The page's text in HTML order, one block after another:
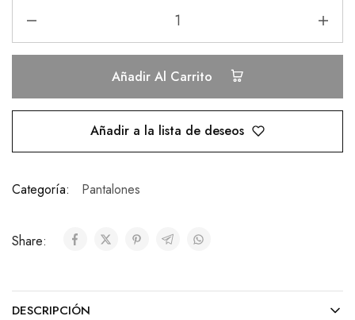
Añadir Al Carrito
Añadir a la lista de deseos
Categoría: Pantalones
Share:
DESCRIPCIÓN